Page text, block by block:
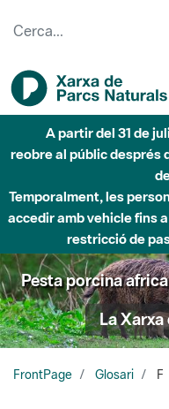
A partir del 31 de
reobre al públic després
Temporalment, les
accedir amb vehicle fins
restricció de
Pesta porcina
La Xarxa
FrontPage Glosari F